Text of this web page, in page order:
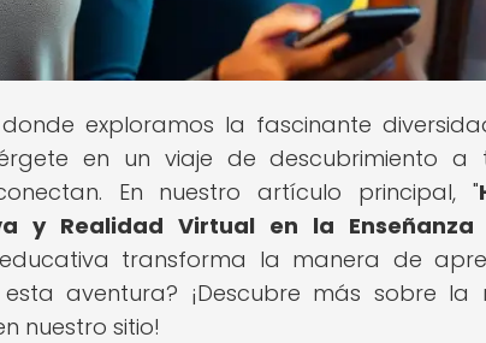
exploramos la fascinante
en un viaje de descubrimiento a
En nuestro artículo principal, "
y Realidad Virtual en la Enseñanza
transforma la manera de
aventura? ¡Descubre más sobre
nuestro sitio!